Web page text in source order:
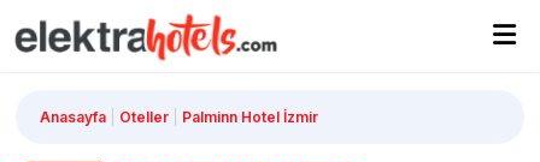
Anasayfa Oteller Palminn Hotel İzmir